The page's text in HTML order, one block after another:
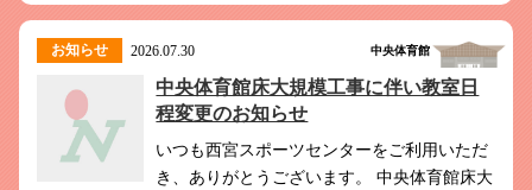
お知らせ 2026.07.30 中央体育館
中央体育館床大規模工事に伴い教室日
程変更のお知らせ
いつも西宮スポーツセンターをご利用いただ
き、ありがとうございます。 中央体育館床大